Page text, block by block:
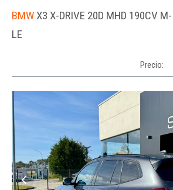
BMW X3 X-DRIVE 20D MHD 190CV
LE
Precio: